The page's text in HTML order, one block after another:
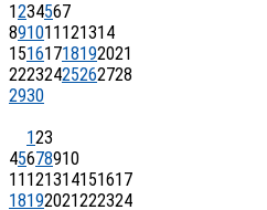
1234567
891011 121314
15161718192021
22232425262728
2930
123
45678910
11 121314151617
18192021222324